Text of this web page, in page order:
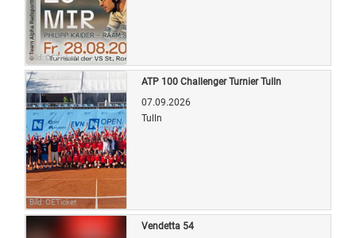
Bild: OETicket
Bild: OETicket
ATP 100 Challenger Turnier Tulln
07.09.2026
Tulln
Vendetta 54